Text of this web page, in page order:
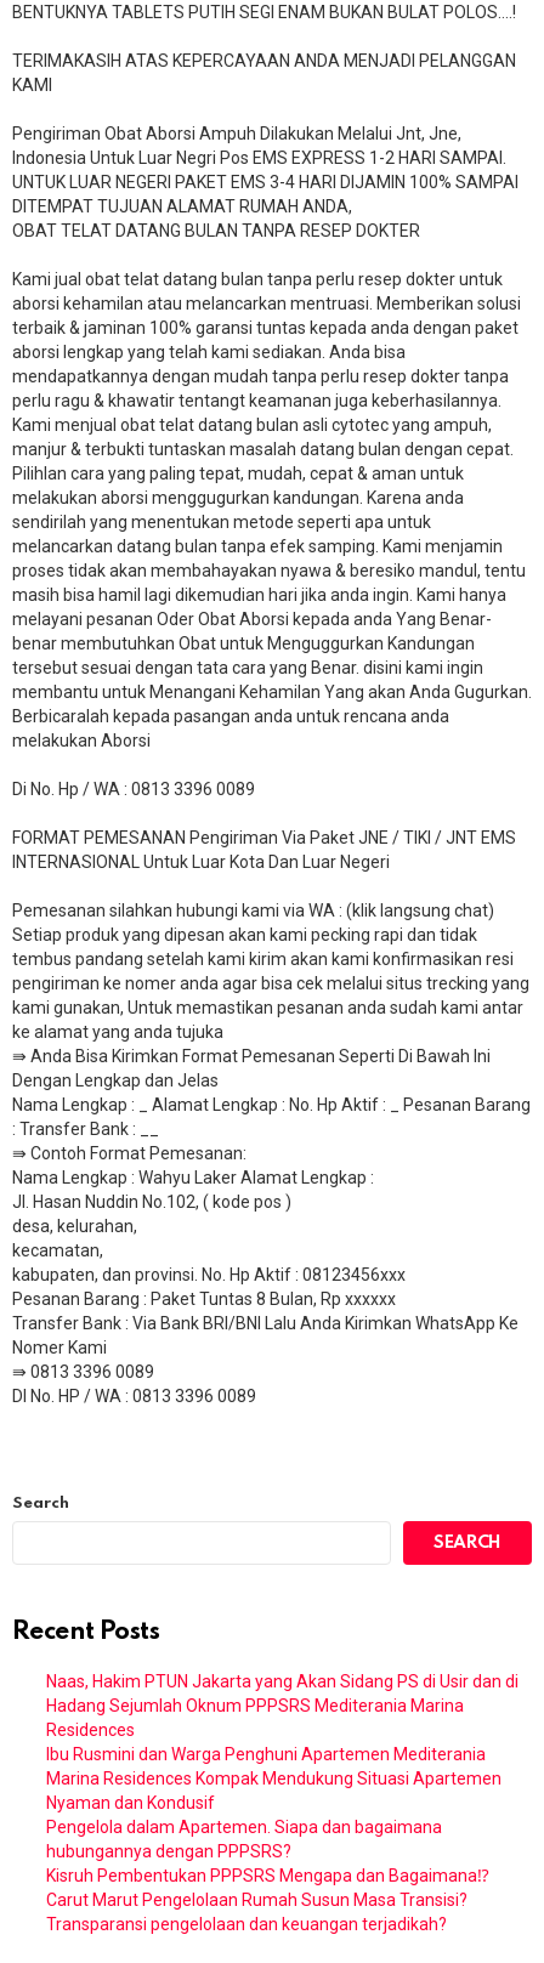
BENTUKNYA TABLETS PUTIH SEGI ENAM BUKAN BULAT POLOS….!
TERIMAKASIH ATAS KEPERCAYAAN ANDA MENJADI PELANGGAN
KAMI
Pengiriman Obat Aborsi Ampuh Dilakukan Melalui Jnt, Jne,
Indonesia Untuk Luar Negri Pos EMS EXPRESS 1-2 HARI SAMPAI.
UNTUK LUAR NEGERI PAKET EMS 3-4 HARI DIJAMIN 100% SAMPAI
DITEMPAT TUJUAN ALAMAT RUMAH ANDA,
OBAT TELAT DATANG BULAN TANPA RESEP DOKTER
Kami jual obat telat datang bulan tanpa perlu resep dokter untuk
aborsi kehamilan atau melancarkan mentruasi. Memberikan solusi
terbaik & jaminan 100% garansi tuntas kepada anda dengan paket
aborsi lengkap yang telah kami sediakan. Anda bisa
mendapatkannya dengan mudah tanpa perlu resep dokter tanpa
perlu ragu & khawatir tentangt keamanan juga keberhasilannya.
Kami menjual obat telat datang bulan asli cytotec yang ampuh,
manjur & terbukti tuntaskan masalah datang bulan dengan cepat.
Pilihlan cara yang paling tepat, mudah, cepat & aman untuk
melakukan aborsi menggugurkan kandungan. Karena anda
sendirilah yang menentukan metode seperti apa untuk
melancarkan datang bulan tanpa efek samping. Kami menjamin
proses tidak akan membahayakan nyawa & beresiko mandul, tentu
masih bisa hamil lagi dikemudian hari jika anda ingin. Kami hanya
melayani pesanan Oder Obat Aborsi kepada anda Yang Benar-
benar membutuhkan Obat untuk Menguggurkan Kandungan
tersebut sesuai dengan tata cara yang Benar. disini kami ingin
membantu untuk Menangani Kehamilan Yang akan Anda Gugurkan.
Berbicaralah kepada pasangan anda untuk rencana anda
melakukan Aborsi
Di No. Hp / WA : 0813 3396 0089
FORMAT PEMESANAN Pengiriman Via Paket JNE / TIKI / JNT EMS
INTERNASIONAL Untuk Luar Kota Dan Luar Negeri
Pemesanan silahkan hubungi kami via WA : (klik langsung chat)
Setiap produk yang dipesan akan kami pecking rapi dan tidak
tembus pandang setelah kami kirim akan kami konfirmasikan resi
pengiriman ke nomer anda agar bisa cek melalui situs trecking yang
kami gunakan, Untuk memastikan pesanan anda sudah kami antar
ke alamat yang anda tujuka
⇛ Anda Bisa Kirimkan Format Pemesanan Seperti Di Bawah Ini
Dengan Lengkap dan Jelas
Nama Lengkap : _ Alamat Lengkap : No. Hp Aktif : _ Pesanan Barang
: Transfer Bank : __
​⇛ Contoh Format Pemesanan:
Nama Lengkap : Wahyu Laker Alamat Lengkap :
Jl. Hasan Nuddin No.102, ( kode pos )
desa, kelurahan,
kecamatan,
kabupaten, dan provinsi. No. Hp Aktif : 08123456xxx
Pesanan Barang : Paket Tuntas 8 Bulan, Rp xxxxxx
​Transfer Bank : Via Bank BRI/BNI Lalu Anda Kirimkan WhatsApp Ke
Nomer Kami
⇛ 0813 3396 0089
DI No. HP / WA : 0813 3396 0089
Search
SEARCH
Recent Posts
Naas, Hakim PTUN Jakarta yang Akan Sidang PS di Usir dan di
Hadang Sejumlah Oknum PPPSRS Mediterania Marina
Residences
Ibu Rusmini dan Warga Penghuni Apartemen Mediterania
Marina Residences Kompak Mendukung Situasi Apartemen
Nyaman dan Kondusif
Pengelola dalam Apartemen. Siapa dan bagaimana
hubungannya dengan PPPSRS?
Kisruh Pembentukan PPPSRS Mengapa dan Bagaimana⁉️
Carut Marut Pengelolaan Rumah Susun Masa Transisi?
Transparansi pengelolaan dan keuangan terjadikah?